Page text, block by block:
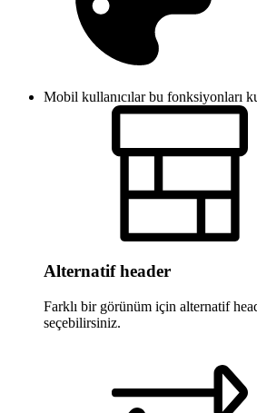
Mobil kullanıcılar bu fonksiyonları
Alternatif header
Farklı bir görünüm için alternatif
seçebilirsiniz.